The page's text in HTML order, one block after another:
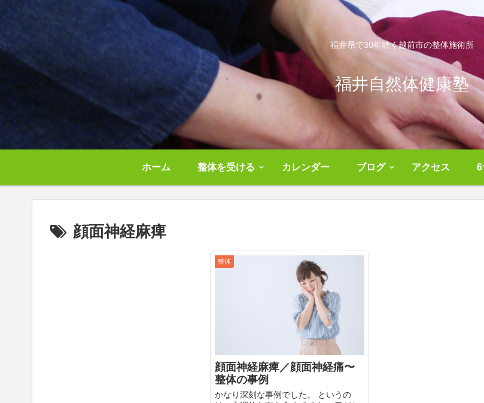
福井県で30年続く越前市の整体施術所
福井自然体健康塾
ホーム 整体を受ける カレンダー ブログ アクセス 6
顔面神経麻痺
整体
顔面神経麻痺／顔面神経痛〜
整体の事例
かなり深刻な事例でした。 というの